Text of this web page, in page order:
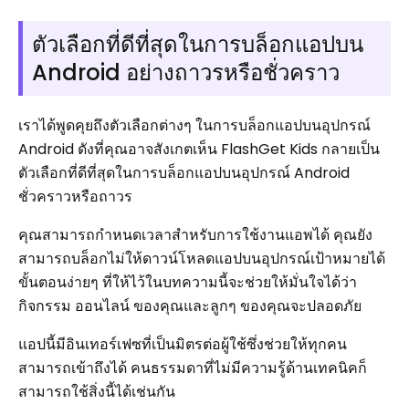
ตัวเลือกที่ดีที่สุดในการบล็อกแอปบน
Android อย่างถาวรหรือชั่วคราว
เราได้พูดคุยถึงตัวเลือกต่างๆ ในการบล็อกแอปบนอุปกรณ์
Android ดังที่คุณอาจสังเกตเห็น FlashGet Kids กลายเป็น
ตัวเลือกที่ดีที่สุดในการบล็อกแอปบนอุปกรณ์ Android
ชั่วคราวหรือถาวร
คุณสามารถกำหนดเวลาสำหรับการใช้งานแอพได้ คุณยัง
สามารถบล็อกไม่ให้ดาวน์โหลดแอปบนอุปกรณ์เป้าหมายได้
ขั้นตอนง่ายๆ ที่ให้ไว้ในบทความนี้จะช่วยให้มั่นใจได้ว่า
กิจกรรม ออนไลน์ ของคุณและลูกๆ ของคุณจะปลอดภัย
แอปนี้มีอินเทอร์เฟซที่เป็นมิตรต่อผู้ใช้ซึ่งช่วยให้ทุกคน
สามารถเข้าถึงได้ คนธรรมดาที่ไม่มีความรู้ด้านเทคนิคก็
สามารถใช้สิ่งนี้ได้เช่นกัน